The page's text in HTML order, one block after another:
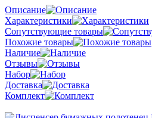
Описание
Характеристики
Сопутствующие товары
Похожие товары
Наличие
Отзывы
Набор
Доставка
Комплект